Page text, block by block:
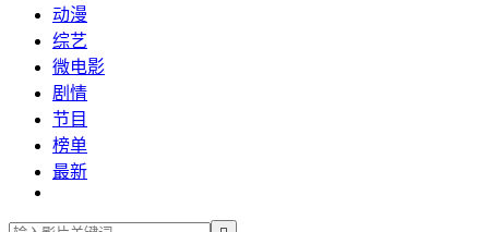
动漫
综艺
微电影
剧情
节目
榜单
最新